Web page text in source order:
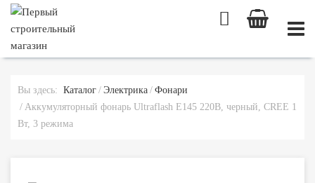
Вы здесь: Каталог Электрика
Фонари
Аккумуляторный фонарь Ultraflash E145 220В, черный, CREE 1
Вт, 3 режима